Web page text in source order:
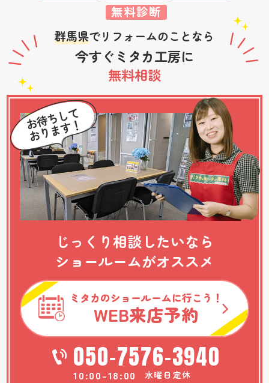
無料診断
群馬県でリフォームのことなら
今すぐミタカ工房に
無料相談
じっくり相談したいなら
ショールームがオススメ
ミタカのショールームに行こう！
WEB来店予約
050-7576-3940
10:00-18:00 水曜日定休